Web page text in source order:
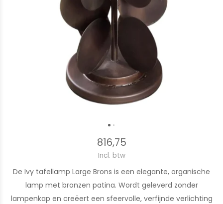
816,75
Incl. btw
De Ivy tafellamp Large Brons is een elegante, organische
lamp met bronzen patina. Wordt geleverd zonder
lampenkap en creëert een sfeervolle, verfijnde verlichting